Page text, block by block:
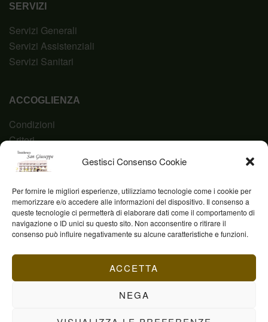
Gestisci Consenso Cookie
Per fornire le migliori esperienze, utilizziamo tecnologie come i cookie per
memorizzare e/o accedere alle informazioni del dispositivo. Il consenso a
queste tecnologie ci permetterà di elaborare dati come il comportamento di
navigazione o ID unici su questo sito. Non acconsentire o ritirare il
consenso può influire negativamente su alcune caratteristiche e funzioni.
ACCETTA
NEGA
SERVIZI
Servizi Generali
Servizi Assistenziali
Servizi Sanitari
ACCOGLIENZA
Condizioni
Criteri
Domanda
Codice Etico
Fond. Casa San Giuseppe ETS © 2023 | P.IVA